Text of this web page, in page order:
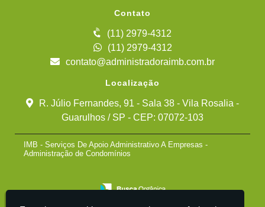
Contato
(11) 2979-4312
(11) 2979-4312
contato@administradoraimb.com.br
Localização
R. Júlio Fernandes, 91 - Sala 38 - Vila Rosalia -
Guarulhos / SP - CEP: 07072-103
IMB - Serviços De Apoio Administrativo A Empresas -
Administração de Condomínios